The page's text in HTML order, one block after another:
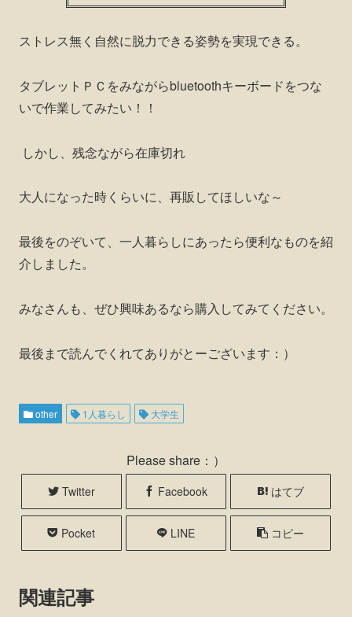
ストレス無く自然に脱力できる姿勢を実現できる。
タブレットＰＣをみながらbluetoothキーボードをつな
いで作業してみたい！！
しかし、残念ながら在庫切れ
大人になった時くらいに、再販してほしいな～
最後をのぞいて、一人暮らしにあったら便利なものを紹
介しました。
みなさんも、ぜひ興味あるなら購入してみてください。
最後まで読んでくれてありがとーございます：）
other 1人暮らし 大学生
Please share：）
Twitter Facebook はてブ
Pocket LINE コピー
関連記事